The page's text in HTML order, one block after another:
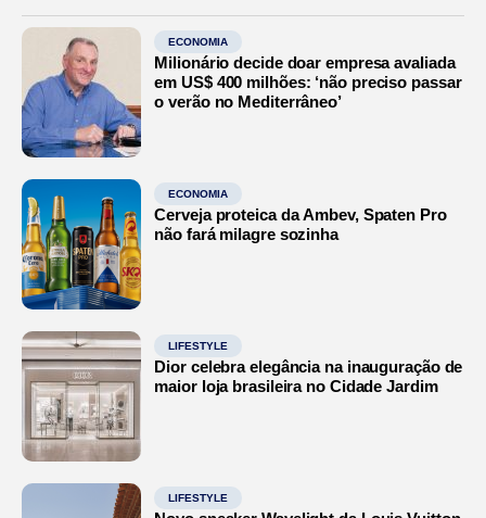
ECONOMIA
Milionário decide doar empresa avaliada
em US$ 400 milhões: ‘não preciso passar
o verão no Mediterrâneo’
ECONOMIA
Cerveja proteica da Ambev, Spaten Pro
não fará milagre sozinha
LIFESTYLE
Dior celebra elegância na inauguração de
maior loja brasileira no Cidade Jardim
LIFESTYLE